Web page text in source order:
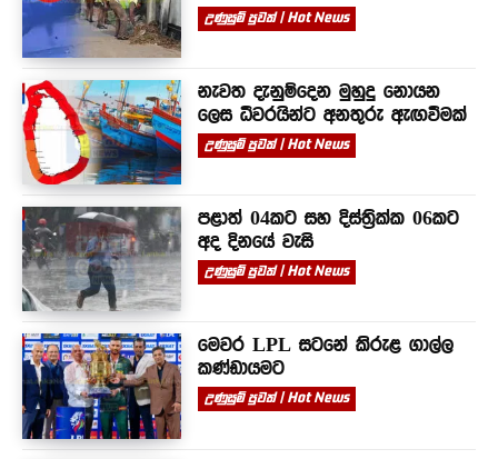
උණුසුම් පුවත් | Hot News
නැවත දැනුම්දෙන මුහුදු නොයන
ලෙස ධීවරයින්ට අනතුරු ඇඟවීමක්
උණුසුම් පුවත් | Hot News
පළාත් 04කට සහ දිස්ත්‍රික්ක 06කට
අද දිනයේ වැසි
උණුසුම් පුවත් | Hot News
මෙවර LPL සටනේ කිරුළ ගාල්ල
කණ්ඩායමට
උණුසුම් පුවත් | Hot News